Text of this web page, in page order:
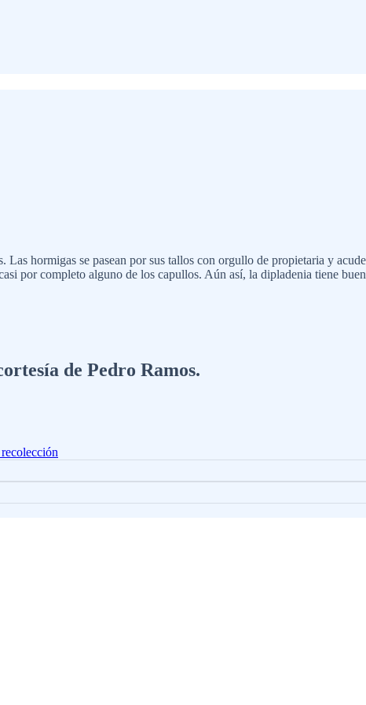
Las hormigas se pasean por sus tallos con orgullo de propietaria y
por completo alguno de los capullos. Aún así, la dipladenia tiene
de Pedro Ramos.